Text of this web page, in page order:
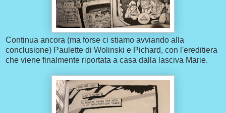
Continua ancora (ma forse ci stiamo avviando alla
conclusione) Paulette di Wolinski e Pichard, con l'ereditiera
che viene finalmente riportata a casa dalla lasciva Marie.